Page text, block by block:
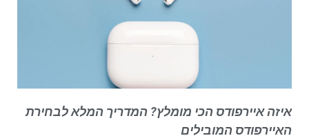
איירפודס הכי מומלץ? המדריך המלא לבחירת
המובילים